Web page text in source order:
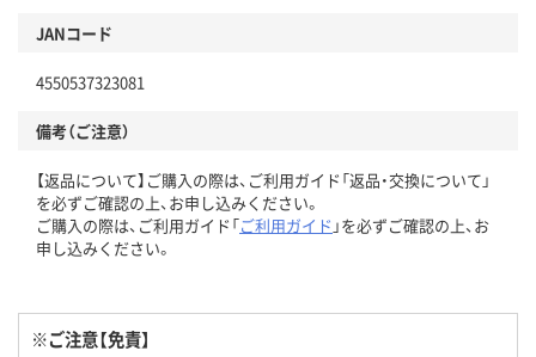
JANコード
4550537323081
備考（ご注意）
【返品について】ご購入の際は、ご利用ガイド「返品・交換について」
を必ずご確認の上、お申し込みください。
ご購入の際は、ご利用ガイド「ご利用ガイド 」を必ずご確認の上、お
申し込みください。
※ご注意【免責】